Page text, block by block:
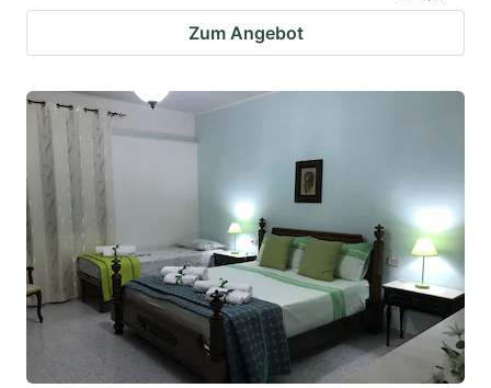
Zum Angebot